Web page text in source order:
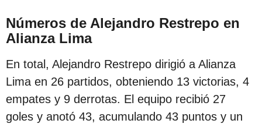
Números de Alejandro Restrepo en
Alianza Lima
En total, Alejandro Restrepo dirigió a Alianza
Lima en 26 partidos, obteniendo 13 victorias, 4
empates y 9 derrotas. El equipo recibió 27
goles y anotó 43, acumulando 43 puntos y un